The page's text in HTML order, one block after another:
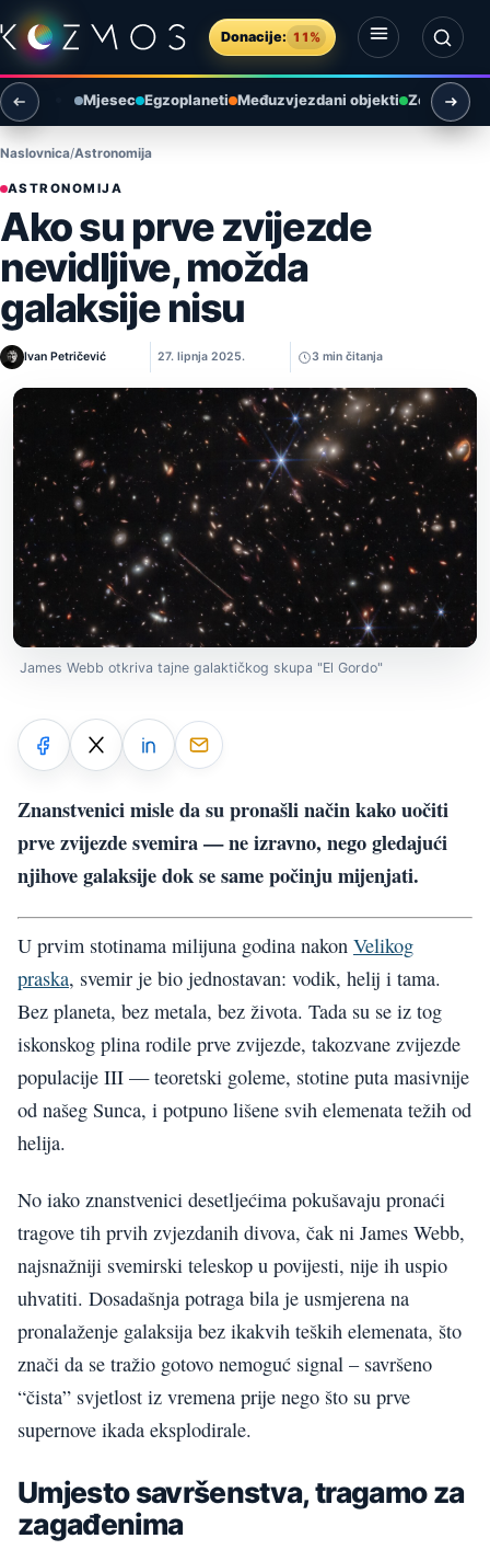
Preskoči na sadržaj
Donacije: 11%
Otvori izbornik
Otvori pretragu
Mjesec Egzoplaneti Međuzvjezdani objekti Zemlja i
Naslovnica Astronomija
ASTRONOMIJA
Ako su prve zvijezde
nevidljive, možda
galaksije nisu
Ivan Petričević 27. lipnja 2025. 3 min čitanja
James Webb otkriva tajne galaktičkog skupa "El Gordo"
Znanstvenici misle da su pronašli način kako uočiti
prve zvijezde svemira — ne izravno, nego gledajući
njihove galaksije dok se same počinju mijenjati.
U prvim stotinama milijuna godina nakon Velikog
praska, svemir je bio jednostavan: vodik, helij i tama.
Bez planeta, bez metala, bez života. Tada su se iz tog
iskonskog plina rodile prve zvijezde, takozvane zvijezde
populacije III — teoretski goleme, stotine puta masivnije
od našeg Sunca, i potpuno lišene svih elemenata težih od
helija.
No iako znanstvenici desetljećima pokušavaju pronaći
tragove tih prvih zvjezdanih divova, čak ni James Webb,
najsnažniji svemirski teleskop u povijesti, nije ih uspio
uhvatiti. Dosadašnja potraga bila je usmjerena na
pronalaženje galaksija bez ikakvih teških elemenata, što
znači da se tražio gotovo nemoguć signal – savršeno
“čista” svjetlost iz vremena prije nego što su prve
supernove ikada eksplodirale.
Umjesto savršenstva, tragamo za
zagađenima